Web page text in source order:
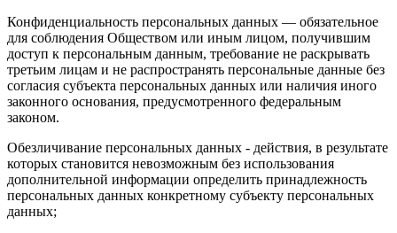
Конфиденциальность персональных данных — обязательное
для соблюдения Обществом или иным лицом, получившим
доступ к персональным данным, требование не раскрывать
третьим лицам и не распространять персональные данные без
согласия субъекта персональных данных или наличия иного
законного основания, предусмотренного федеральным
законом.
Обезличивание персональных данных - действия, в результате
которых становится невозможным без использования
дополнительной информации определить принадлежность
персональных данных конкретному субъекту персональных
данных;